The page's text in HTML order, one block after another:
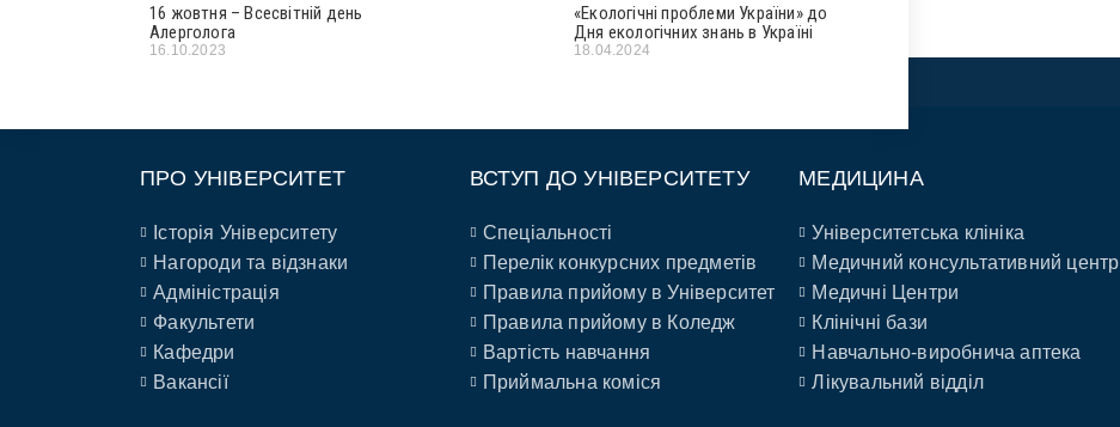
16 жовтня – Всесвітній день
Алерголога
16.10.2023
«Екологічні проблеми України» до
Дня екологічних знань в Україні
18.04.2024
ПРО УНІВЕРСИТЕТ
Історія Університету
Нагороди та відзнаки
Адміністрація
Факультети
Кафедри
Вакансії
ВСТУП ДО УНІВЕРСИТЕТУ
Спеціальності
Перелік конкурсних предметів
Правила прийому в Університет
Правила прийому в Коледж
Вартість навчання
Приймальна коміся
МЕДИЦИНА
Університетська клініка
Медичний консультативний центр
Медичні Центри
Клінічні бази
Навчально-виробнича аптека
Лікувальний відділ